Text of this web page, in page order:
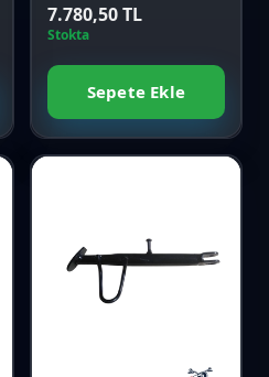
7.780,50 TL
Stokta
Sepete Ekle
Favori